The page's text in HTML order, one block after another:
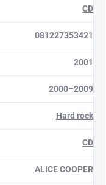
CD
081227353421
2001
2000–2009
Hard rock
CD
ALICE COOPER